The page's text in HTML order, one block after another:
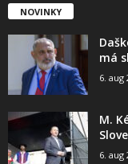
NOVINKY
má
6. aug
M.
6. aug